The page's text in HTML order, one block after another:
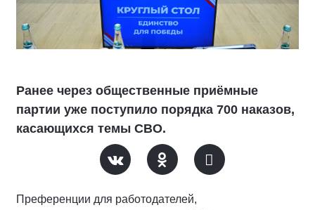
Ранее через общественные приёмные
партии уже поступило порядка 700 наказов,
касающихся темы СВО.
Преференции для работодателей,